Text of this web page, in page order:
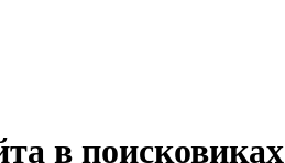
в поисковиках